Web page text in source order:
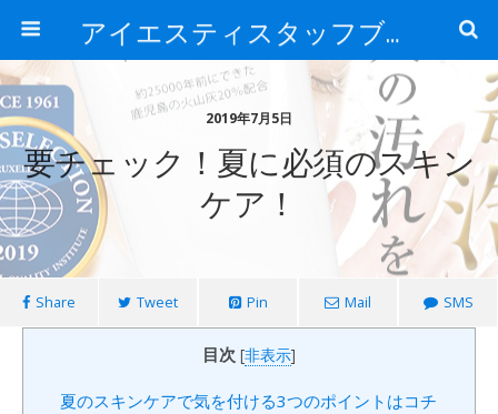
アイエスティスタッフブログ
2019年7月5日
要チェック！夏に必須のスキン
ケア！
Share Tweet Pin Mail SMS
目次 [非表示]
夏のスキンケアで気を付ける3つのポイントはコチ